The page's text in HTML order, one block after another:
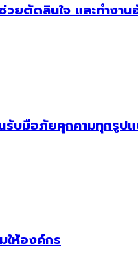
ยตัดสินใจ และทำงาน
รับมือภัยคุกคามทุกรูป
ให้องค์กร